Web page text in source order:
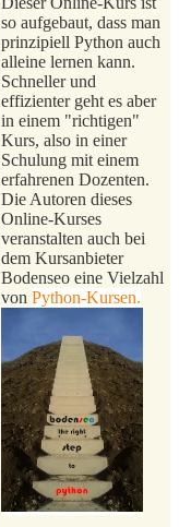
so aufgebaut, dass man
prinzipiell Python auch
alleine lernen kann.
Schneller und
effizienter geht es aber
in einem "richtigen"
Kurs, also in einer
Schulung mit einem
erfahrenen Dozenten.
Die Autoren dieses
Online-Kurses
veranstalten auch bei
dem Kursanbieter
Bodenseo eine Vielzahl
von Python-Kursen.